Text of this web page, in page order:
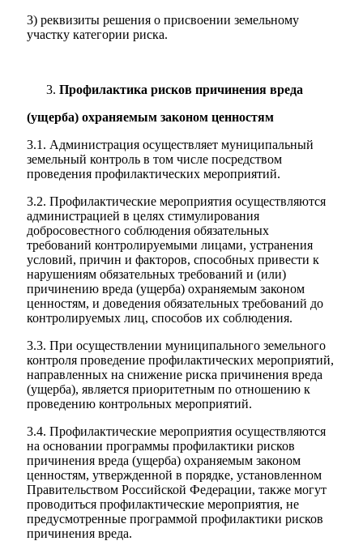
3) реквизиты решения о присвоении земельному
участку категории риска.
Профилактика рисков причинения вреда
(ущерба) охраняемым законом ценностям
3.1. Администрация осуществляет муниципальный
земельный контроль в том числе посредством
проведения профилактических мероприятий.
3.2. Профилактические мероприятия осуществляются
администрацией в целях стимулирования
добросовестного соблюдения обязательных
требований контролируемыми лицами, устранения
условий, причин и факторов, способных привести к
нарушениям обязательных требований и (или)
причинению вреда (ущерба) охраняемым законом
ценностям, и доведения обязательных требований до
контролируемых лиц, способов их соблюдения.
3.3. При осуществлении муниципального земельного
контроля проведение профилактических мероприятий,
направленных на снижение риска причинения вреда
(ущерба), является приоритетным по отношению к
проведению контрольных мероприятий.
3.4. Профилактические мероприятия осуществляются
на основании программы профилактики рисков
причинения вреда (ущерба) охраняемым законом
ценностям, утвержденной в порядке, установленном
Правительством Российской Федерации, также могут
проводиться профилактические мероприятия, не
предусмотренные программой профилактики рисков
причинения вреда.